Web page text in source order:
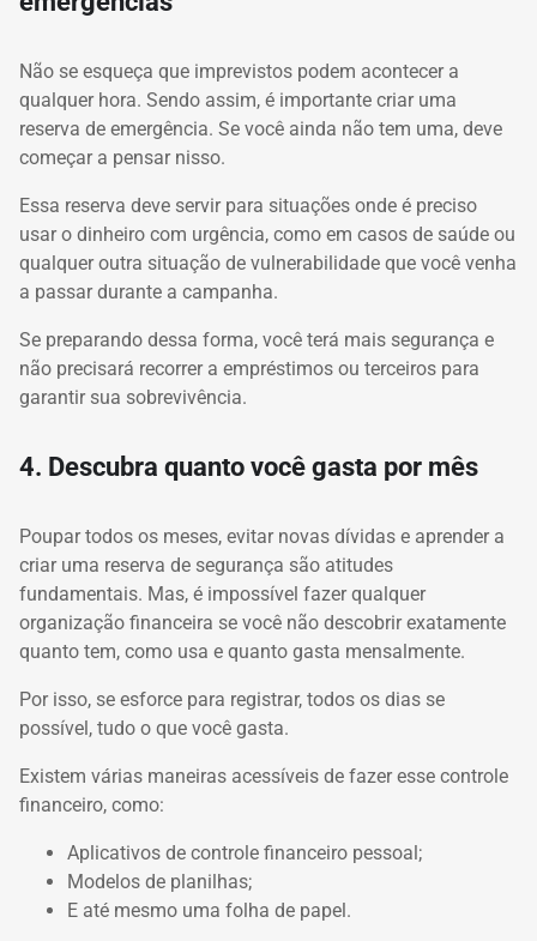
Não se esqueça que imprevistos podem acontecer a
qualquer hora. Sendo assim, é importante criar uma
reserva de emergência. Se você ainda não tem uma, deve
começar a pensar nisso.
Essa reserva deve servir para situações onde é preciso
usar o dinheiro com urgência, como em casos de saúde ou
qualquer outra situação de vulnerabilidade que você venha
a passar durante a campanha.
Se preparando dessa forma, você terá mais segurança e
não precisará recorrer a empréstimos ou terceiros para
garantir sua sobrevivência.
4. Descubra quanto você gasta por mês
Poupar todos os meses, evitar novas dívidas e aprender a
criar uma reserva de segurança são atitudes
fundamentais. Mas, é impossível fazer qualquer
organização financeira se você não descobrir exatamente
quanto tem, como usa e quanto gasta mensalmente.
Por isso, se esforce para registrar, todos os dias se
possível, tudo o que você gasta.
Existem várias maneiras acessíveis de fazer esse controle
financeiro, como:
Aplicativos de controle financeiro pessoal;
Modelos de planilhas;
E até mesmo uma folha de papel.